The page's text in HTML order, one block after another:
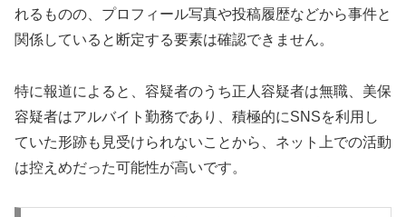
れるものの、プロフィール写真や投稿履歴などから事件と
関係していると断定する要素は確認できません。
特に報道によると、容疑者のうち正人容疑者は無職、美保
容疑者はアルバイト勤務であり、積極的にSNSを利用し
ていた形跡も見受けられないことから、ネット上での活動
は控えめだった可能性が高いです。